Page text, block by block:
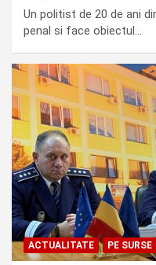
Un politist de 20 de ani
penal si face obiectul…
ACTUALITATE PE SURSE